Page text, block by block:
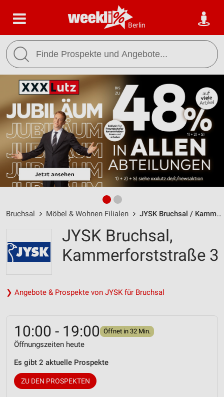
Berlin
Bruchsal Möbel & Wohnen Filialen JYSK Bruchsal / Kammerforststraße 3 - Öffnungszeiten & Adresse
JYSK Bruchsal,
Kammerforststraße 3
❯ Angebote & Prospekte von JYSK für Bruchsal
10:00 - 19:00 Öffnet in 32 Min.
Öffnungszeiten heute
Es gibt 2 aktuelle Prospekte
ZU DEN PROSPEKTEN